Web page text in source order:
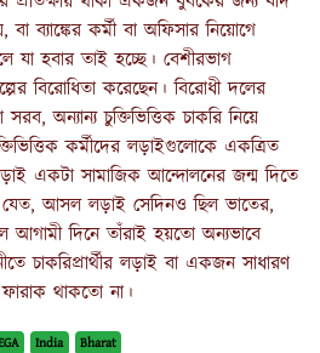
ব্যাঙ্কের কর্মী বা অফিসার নিয়োগে
যা হবার তাই হচ্ছে। বেশীরভাগ
বিরোধিতা করেছেন। বিরোধী দলের
অন্যান্য চুক্তিভিত্তিক চাকরি নিয়ে
কর্মীদের লড়াইগুলোকে একত্রিত
একটা সামাজিক আন্দোলনের জন্ম দিতে
আসল লড়াই সেদিনও ছিল ভাতের,
আগামী দিনে তাঁরাই হয়তো অন্যভাবে
চাকরিপ্রার্থীর লড়াই বা একজন সাধারণ
থাকতো না।
India Bharat